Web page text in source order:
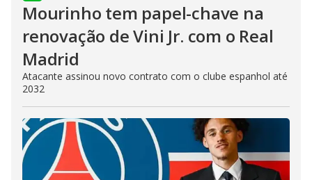
Mourinho tem papel-chave na
renovação de Vini Jr. com o Real
Madrid
Atacante assinou novo contrato com o clube espanhol até
2032